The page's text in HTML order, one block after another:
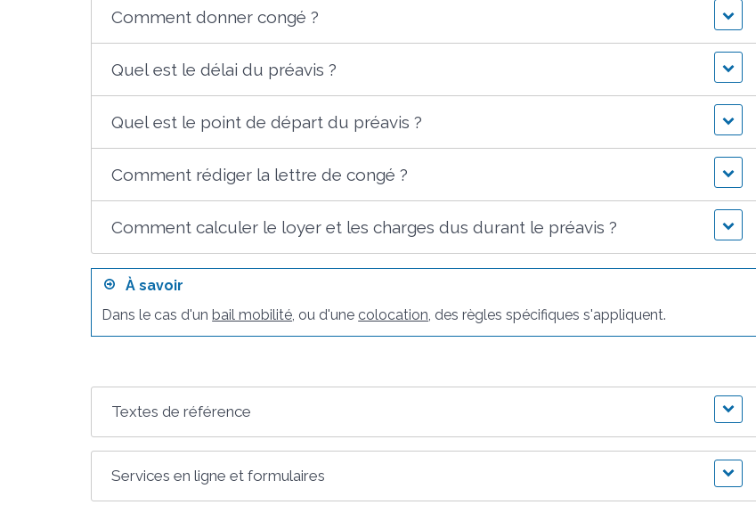
Comment donner congé ?
Quel est le délai du préavis ?
Quel est le point de départ du préavis ?
Comment rédiger la lettre de congé ?
Comment calculer le loyer et les charges dus durant le préavis ?
À savoir
Dans le cas d'un bail mobilité, ou d'une colocation, des règles spécifiques s'appliquent.
Textes de référence
Services en ligne et formulaires